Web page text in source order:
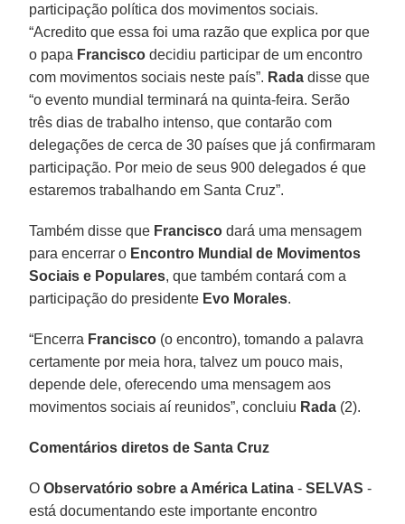
participação política dos movimentos sociais.
“Acredito que essa foi uma razão que explica por que
o papa Francisco decidiu participar de um encontro
com movimentos sociais neste país”. Rada disse que
“o evento mundial terminará na quinta-feira. Serão
três dias de trabalho intenso, que contarão com
delegações de cerca de 30 países que já confirmaram
participação. Por meio de seus 900 delegados é que
estaremos trabalhando em Santa Cruz”.
Também disse que Francisco dará uma mensagem
para encerrar o Encontro Mundial de Movimentos
Sociais e Populares, que também contará com a
participação do presidente Evo Morales.
“Encerra Francisco (o encontro), tomando a palavra
certamente por meia hora, talvez um pouco mais,
depende dele, oferecendo uma mensagem aos
movimentos sociais aí reunidos”, concluiu Rada (2).
Comentários diretos de Santa Cruz
OObservatório sobre a América Latina -SELVAS -
está documentando este importante encontro